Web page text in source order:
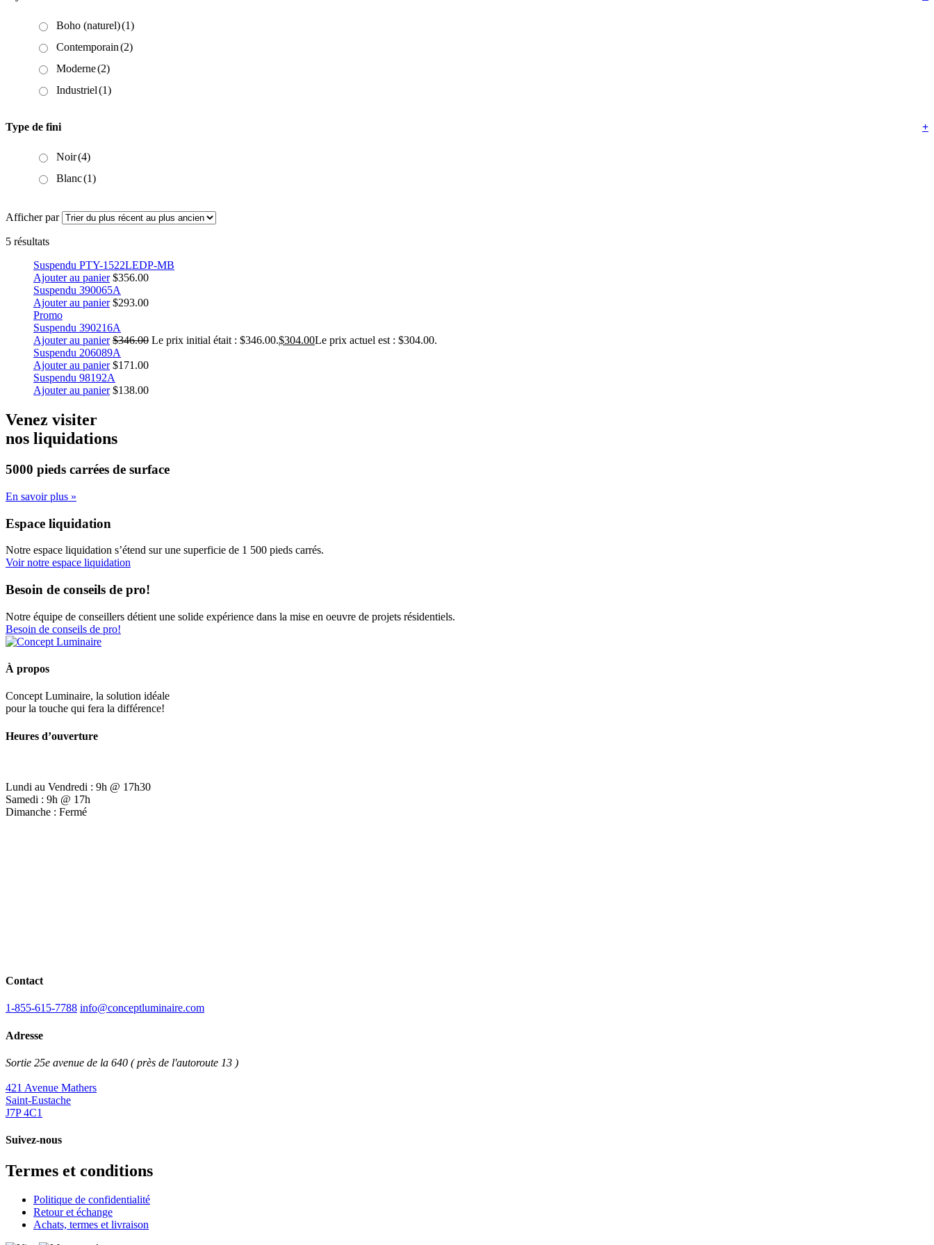
Boho (naturel)(1)
Contemporain(2)
Moderne(2)
Industriel(1)
Type de fini +
Noir(4)
Blanc(1)
Afficher par
5 résultats
Suspendu PTY-1522LEDP-MB
Ajouter au panier $356.00
Suspendu 390065A
Ajouter au panier $293.00
Promo
Suspendu 390216A
Ajouter au panier $346.00 Le prix initial était : $346.00.$304.00Le prix actuel est : $304.00.
Suspendu 206089A
Ajouter au panier $171.00
Suspendu 98192A
Ajouter au panier $138.00
Venez visiter
nos liquidations
5000 pieds carrées de surface
En savoir plus »
Espace liquidation
Notre espace liquidation s’étend sur une superficie de 1 500 pieds carrés.
Voir notre espace liquidation
Besoin de conseils de pro!
Notre équipe de conseillers détient une solide expérience dans la mise en oeuvre de projets résidentiels.
Besoin de conseils de pro!
À propos
Concept Luminaire, la solution idéale
pour la touche qui fera la différence!
Heures d’ouverture
Lundi au Vendredi : 9h @ 17h30
Samedi : 9h @ 17h
Dimanche : Fermé
Contact
1-855-615-7788 info@conceptluminaire.com
Adresse
Sortie 25e avenue de la 640 ( près de l'autoroute 13 )
421 Avenue Mathers
Saint-Eustache
J7P 4C1
Suivez-nous
Termes et conditions
Politique de confidentialité
Retour et échange
Achats, termes et livraison